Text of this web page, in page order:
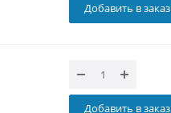
Добавить в заказ
Добавить в заказ